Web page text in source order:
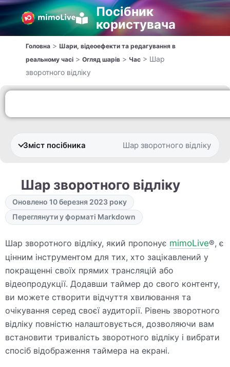
Посібник
користувача
Головна > Шари, відеоефекти та редагування в
реальному часі > Огляд шарів > Час > Шар
зворотного відліку
Зміст посібника Шар зворотного відліку
Шар зворотного відліку
Оновлено 10 березня 2023 року
Переглянути у форматі Markdown
Шар зворотного відліку, який пропонує mimoLive®, є
цінним інструментом для тих, хто зацікавлений у
покращенні своїх прямих трансляцій або
відеопродукції. Додавши таймер до свого контенту,
ви можете створити відчуття хвилювання та
очікування серед своєї аудиторії. Рівень зворотного
відліку повністю налаштовується, дозволяючи вам
встановити тривалість зворотного відліку і вибрати
спосіб відображення таймера на екрані.